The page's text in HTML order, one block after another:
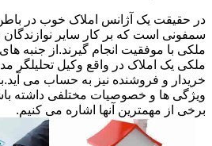
در حقیقت یک آژانس املاک خوب در
سمفونی است که بر کار سایر
ملکی با موفقیت انجام گیرند.از جنبه
ملکی یک املاک در واقع وکیل تحلیلگر
خریدار و فروشنده نیز به حساب می
ویژگی ها و خصوصیات مختلفی داشته
برخی از مهمترین آنها اشاره می کنیم.